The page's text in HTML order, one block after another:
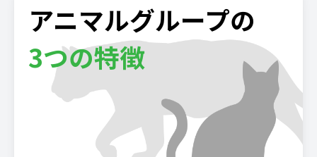
アニマルグループの
3つの特徴